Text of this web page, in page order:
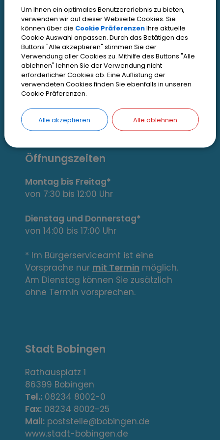
t
e
r
e
s
s
a
n
t
e
L
i
n
k
s
A
d
r
e
s
Kontakt
Inhaltsverzeichnis
Impressum
Datenschutz
Zugangseröffnung
Erklärung zur Barrierefreiheit
Cookie Einstellungen
Öffnungszeiten
Montag bis Freitag*
von 7:30 bis 12:00 Uhr
Dienstag und Donnerstag*
von 14:00 bis 17:00 Uhr
* Im Bürgerserviceamt ist eine
Vorsprache nur mit Termin möglich.
Am Dienstag können Sie zusätzlich
ohne Termin vorsprechen.
Stadt Bobingen
Rathausplatz 1
86399 Bobingen
Tel.: 08234 8002-0
Fax: 08234 8002-25
Mail: poststelle@bobingen.de
www.stadt-bobingen.de
Um Ihnen ein optimales Benutzererlebnis zu bieten,
verwenden wir auf dieser Webseite Cookies. Sie
können über die Cookie PräferenzenIhre aktuelle
Cookie Auswahl anpassen. Durch das Betätigen des
Buttons "Alle akzeptieren" stimmen Sie der
Verwendung aller Cookies zu. Mithilfe des Buttons "Alle
ablehnen" lehnen Sie der Verwendung nicht
erforderlicher Cookies ab. Eine Auflistung der
verwendeten Cookies finden Sie ebenfalls in unseren
Cookie Präferenzen.
Alle akzeptieren Alle ablehnen